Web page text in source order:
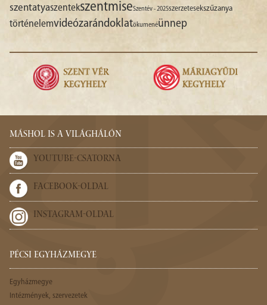
szentatyaszentekszentmiseSzentév - 2025szerzetesekszűzanya
történelemvideózarándoklatökumenéünnep
MÁSHOL IS A VILÁGHÁLÓN
YOUTUBE-CSATORNA
FACEBOOK-OLDAL
INSTAGRAM-OLDAL
PÉCSI EGYHÁZMEGYE
Egyházmegye
Intézmények, szervezetek